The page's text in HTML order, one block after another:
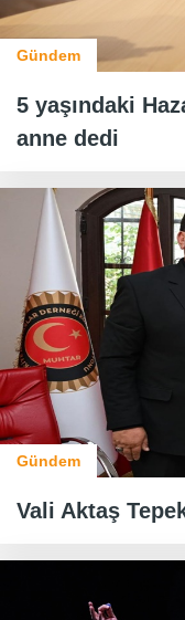
Gündem
5 yaşındaki
anne dedi
Gündem
Vali Aktaş